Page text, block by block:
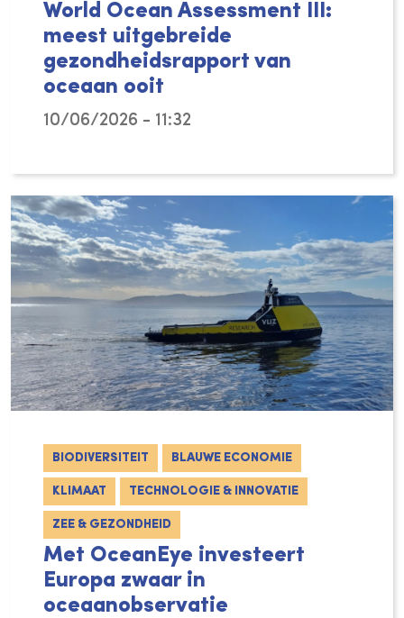
World Ocean Assessment III:
meest uitgebreide
gezondheidsrapport van
oceaan ooit
10/06/2026 - 11:32
BIODIVERSITEIT BLAUWE ECONOMIE
KLIMAAT TECHNOLOGIE & INNOVATIE
ZEE & GEZONDHEID
Met OceanEye investeert
Europa zwaar in
oceaanobservatie